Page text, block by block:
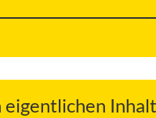
eigentlichen